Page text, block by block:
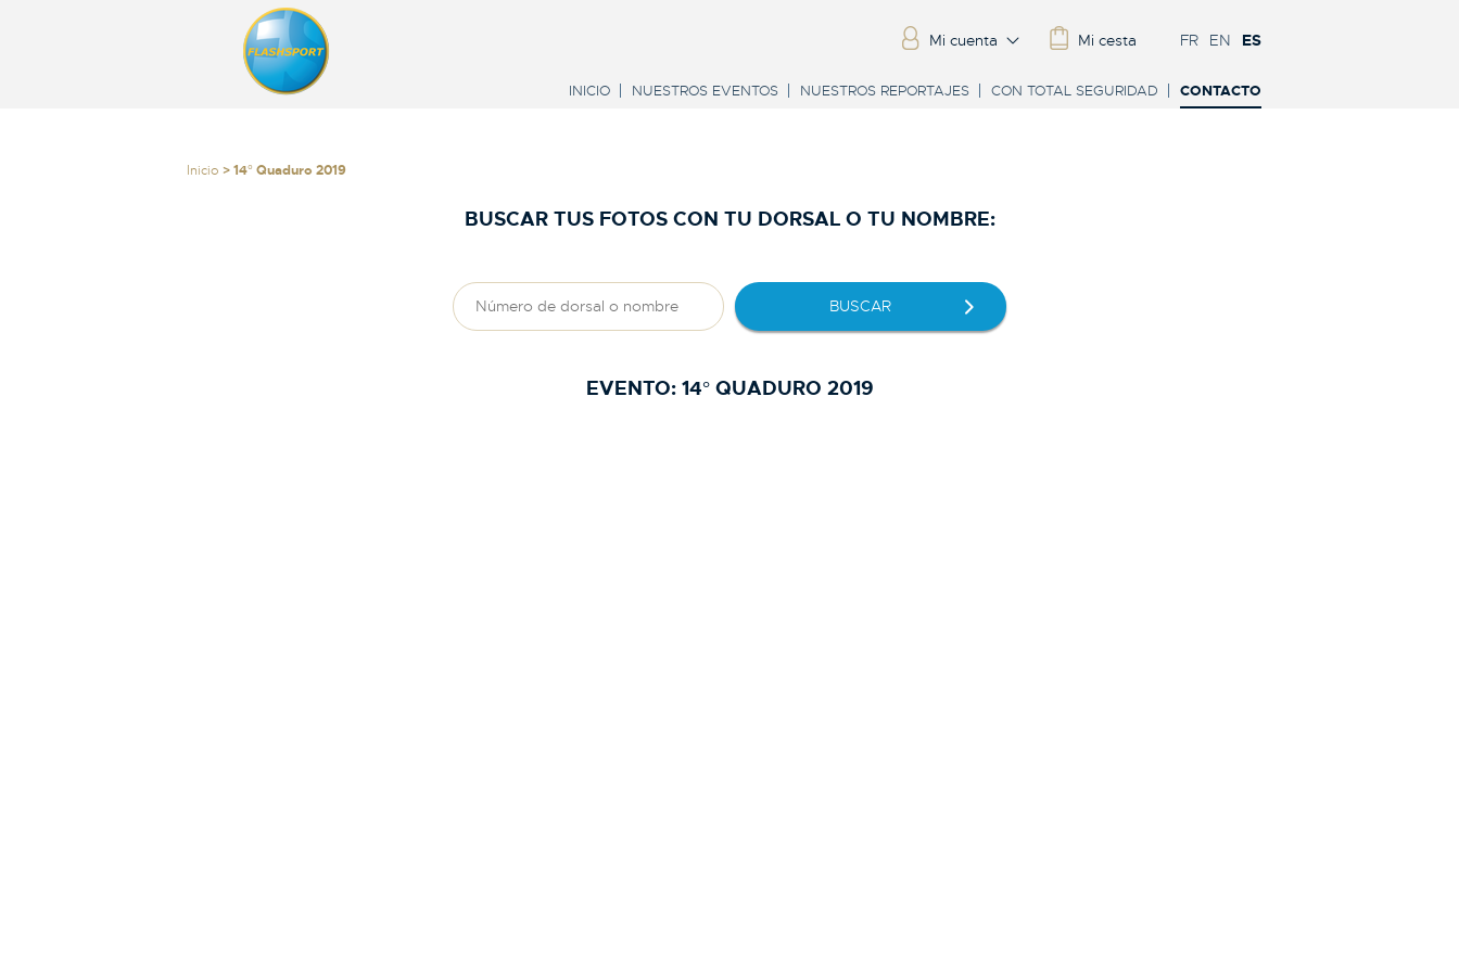
FR EN ES
Mi cuenta Mi cesta
INICIO NUESTROS EVENTOS NUESTROS REPORTAJES CON TOTAL SEGURIDAD CONTACTO
Inicio > 14° Quaduro 2019
BUSCAR TUS FOTOS CON TU DORSAL O TU NOMBRE:
BUSCAR
EVENTO: 14° QUADURO 2019